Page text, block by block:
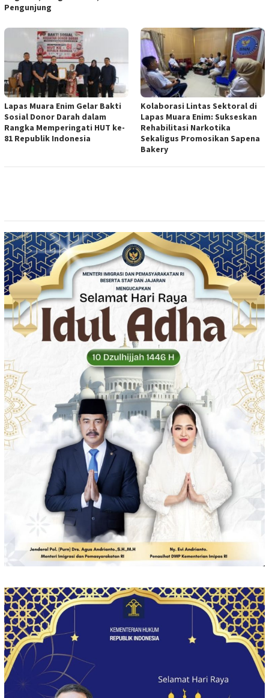
Pengunjung
Lapas Muara Enim Gelar Bakti
Sosial Donor Darah dalam
Rangka Memperingati HUT ke-
81 Republik Indonesia
Kolaborasi Lintas Sektoral di
Lapas Muara Enim: Sukseskan
Rehabilitasi Narkotika
Sekaligus Promosikan Sapena
Bakery